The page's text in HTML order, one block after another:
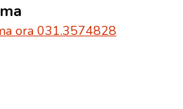
ora 031.3574828